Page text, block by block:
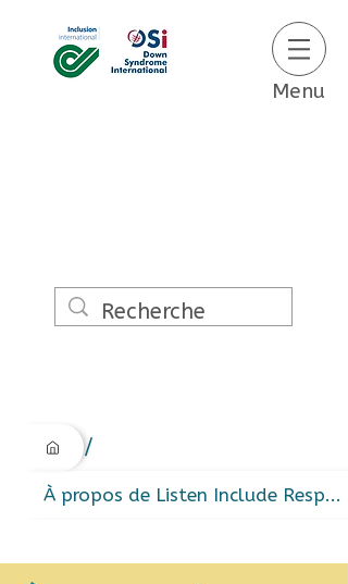
Menu
/
À propos de Listen Include Respect